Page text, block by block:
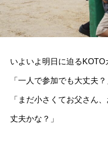
いよいよ明日に迫るKOTO
「一人で参加でも大丈夫？
「まだ小さくてお父さん
丈夫かな？」